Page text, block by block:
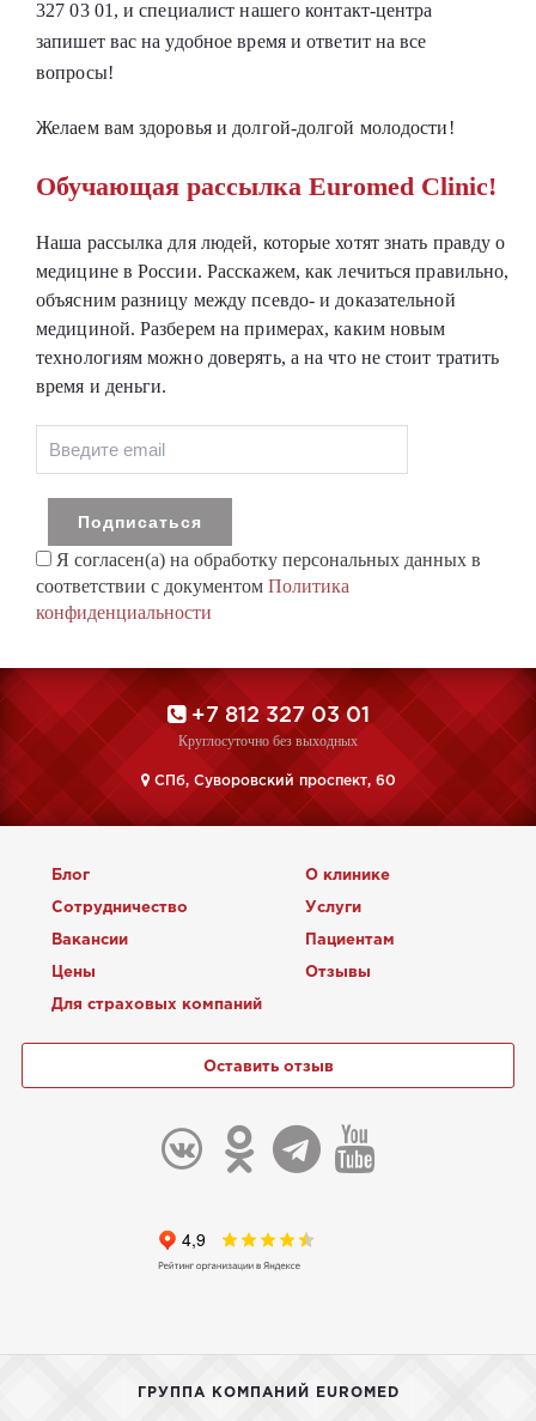
327 03 01, и специалист нашего контакт-центра
запишет вас на удобное время и ответит на все
вопросы!
Желаем вам здоровья и долгой-долгой молодости!
Обучающая рассылка Euromed Clinic!
Наша рассылка для людей, которые хотят знать правду о
медицине в России. Расскажем, как лечиться правильно,
объясним разницу между псевдо- и доказательной
медициной. Разберем на примерах, каким новым
технологиям можно доверять, а на что не стоит тратить
время и деньги.
Я согласен(а) на обработку персональных данных в
соответствии с документом Политика
конфиденциальности
+7 812 327 03 01
Круглосуточно без выходных
CПб, Суворовский проспект, 60
Блог О клинике
Сотрудничество Услуги
Вакансии Пациентам
Цены Отзывы
Для страховых компаний
Оставить отзыв
ГРУППА КОМПАНИЙ EUROMED